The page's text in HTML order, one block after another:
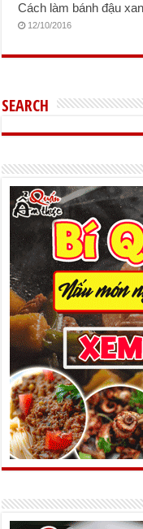
Cách làm bánh đậu
12/10/2016
SEARCH